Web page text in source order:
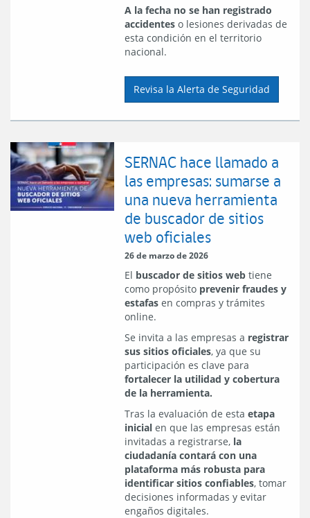
A la fecha no se han registrado
accidentes o lesiones derivadas de
esta condición en el territorio
nacional.
Revisa la Alerta de Seguridad
SERNAC hace llamado a
las empresas: sumarse a
una nueva herramienta
de buscador de sitios
web oficiales
26 de marzo de 2026
El buscador de sitios web tiene
como propósito prevenir fraudes y
estafas en compras y trámites
online.
Se invita a las empresas a registrar
sus sitios oficiales, ya que su
participación es clave para
fortalecer la utilidad y cobertura
de la herramienta.
Tras la evaluación de esta etapa
inicial en que las empresas están
invitadas a registrarse, la
ciudadanía contará con una
plataforma más robusta para
identificar sitios confiables, tomar
decisiones informadas y evitar
engaños digitales.